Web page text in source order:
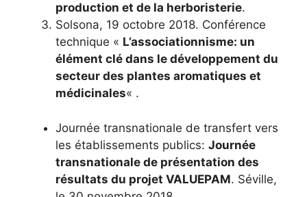
production et de la herboristerie.
Solsona, 19 octobre 2018. Conférence
technique « L’associationnisme: un
élément clé dans le développement du
secteur des plantes aromatiques et
médicinales« .
Journée transnationale de transfert vers
les établissements publics: Journée
transnationale de présentation des
résultats du projet VALUEPAM. Séville,